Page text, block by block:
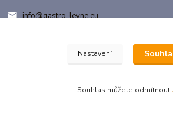
info@gastro-levne.eu
Nastavení
Souhlas můžete odmítnout